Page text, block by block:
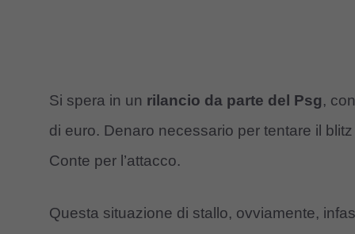
Si spera in un rilancio da parte del Psg,
di euro. Denaro necessario per tentare il
Conte per l’attacco.
Questa situazione di stallo, ovviamente,